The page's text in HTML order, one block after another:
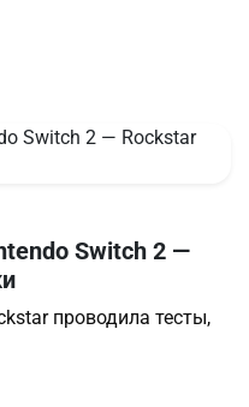
Switch 2 —
проводила тесты,